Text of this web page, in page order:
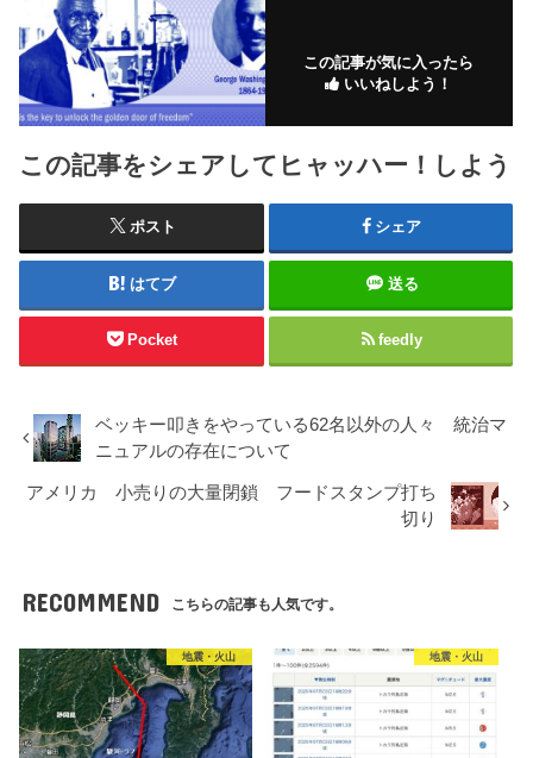
この記事が気に入ったら
いいねしよう！
この記事をシェアしてヒャッハー！しよう
ポスト シェア
はてブ 送る
Pocket feedly
ベッキー叩きをやっている62名以外の人々 統治マ
ニュアルの存在について
アメリカ 小売りの大量閉鎖 フードスタンプ打ち
切り
RECOMMEND こちらの記事も人気です。
地震・火山 地震・火山